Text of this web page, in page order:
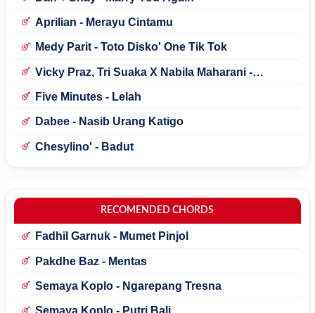
Aprilian - Merayu Cintamu
Medy Parit - Toto Disko' One Tik Tok
Vicky Praz, Tri Suaka X Nabila Maharani -
Five Minutes - Lelah
Dabee - Nasib Urang Katigo
Chesylino' - Badut
RECOMENDED CHORDS
Fadhil Garnuk - Mumet Pinjol
Pakdhe Baz - Mentas
Semaya Koplo - Ngarepang Tresna